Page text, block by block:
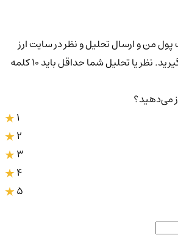
من و ارسال تحلیل و نظر در سایت ارز
دیجیتال رایگان هدیه بگیرید. نظر یا تحلیل شما حداقل باید ۱۰ کلمه
می‌دهید؟
3
4
5